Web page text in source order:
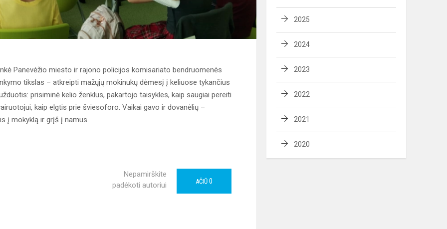
Panevėžio miesto ir rajono policijos komisariato bendruomenės
tikslas – atkreipti mažųjų mokinukų dėmesį į keliuose tykančius
prisiminė kelio ženklus, pakartojo taisykles, kaip saugiai pereiti
kaip elgtis prie šviesoforo. Vaikai gavo ir dovanėlių –
į mokyklą ir grįš į namus.
Nepamirškite
padėkoti autoriui
AČIŪ 0
2025
2024
2023
2022
2021
2020